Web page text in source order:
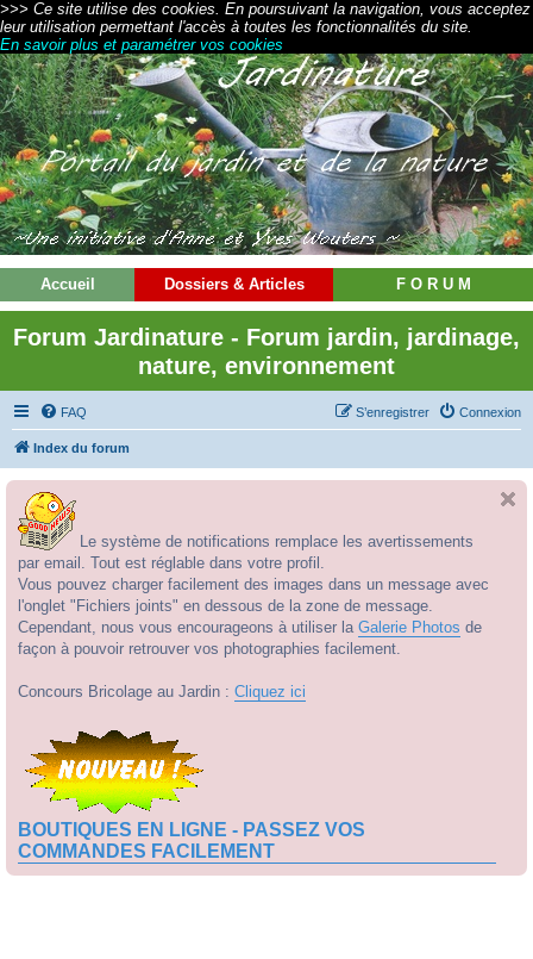
>>> Ce site utilise des cookies. En poursuivant la navigation, vous acceptez
leur utilisation permettant l'accès à toutes les fonctionnalités du site.
En savoir plus et paramétrer vos cookies
Accueil Dossiers & Articles F O R U M
Forum Jardinature - Forum jardin, jardinage,
nature, environnement
FAQ Connexion
S’enregistrer
Index du forum
Le système de notifications remplace les avertissements
par email. Tout est réglable dans votre profil.
Vous pouvez charger facilement des images dans un message avec
l'onglet "Fichiers joints" en dessous de la zone de message.
Cependant, nous vous encourageons à utiliser la Galerie Photos de
façon à pouvoir retrouver vos photographies facilement.
Concours Bricolage au Jardin : Cliquez ici
BOUTIQUES EN LIGNE - PASSEZ VOS
COMMANDES FACILEMENT